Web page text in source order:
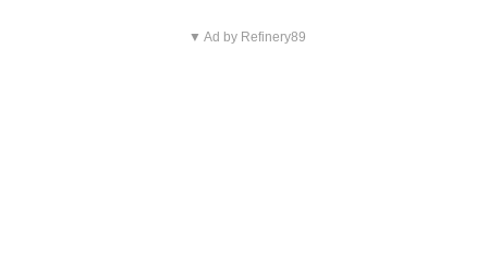
▼ Ad by Refinery89